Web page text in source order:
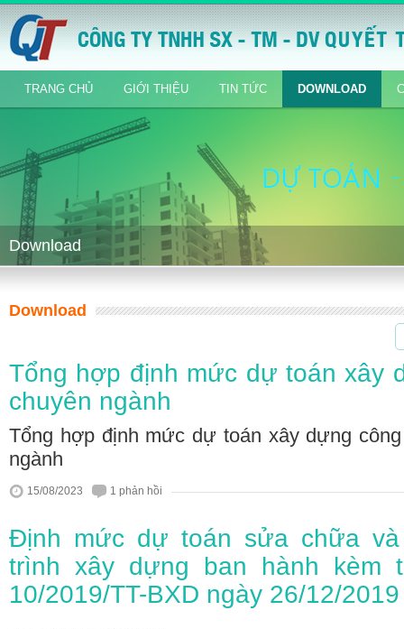
TRANG CHỦ GIỚI THIỆU TIN TỨC DOWNLOAD
Download
Download
Tổng hợp định mức dự toán xây
chuyên ngành
Tổng hợp định mức dự toán xây dựng
ngành
15/08/2023 1 phản hồi
Định mức dự toán sửa chữa
trình xây dựng ban hành kèm
10/2019/TT-BXD ngày 26/12/